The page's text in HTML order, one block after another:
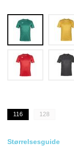
116 128
Størrelsesguide